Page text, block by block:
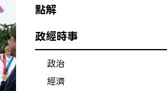
點解
政經時事
政治
經濟